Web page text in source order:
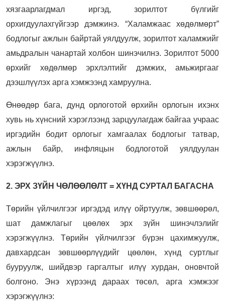
хязгаарлагдмал иргэд, зорилтот бүлгийг
орхигдуулахгүйгээр дэмжинэ. “Халамжаас хөдөлмөрт”
бодлогыг ажлын байртай уялдуулж, зорилтот халамжийг
амьдралын чанартай холбон шинэчилнэ. Зорилтот 5000
өрхийг хөдөлмөр эрхлэлтийг дэмжих, амьжиргааг
дээшлүүлэх арга хэмжээнд хамруулна.
Өнөөдөр бага, дунд орлоготой өрхийн орлогын ихэнх
хувь нь хүнсний хэрэглээнд зарцуулагдаж байгаа учраас
иргэдийн бодит орлогыг хамгаалах бодлогыг татвар,
ажлын байр, инфляцын бодлоготой уялдуулан
хэрэгжүүлнэ.
2. ЭРХ ЗҮЙН ЧӨЛӨӨЛӨЛТ = ХҮНД СУРТАЛ БАГАСНА
Төрийн үйлчилгээг иргэдэд илүү ойртуулж, зөвшөөрөл,
шат дамжлагыг цөөлөх эрх зүйн шинэчлэлийг
хэрэгжүүлнэ. Төрийн үйлчилгээг бүрэн цахимжуулж,
давхардсан зөвшөөрлүүдийг цөөлөн, хүнд суртлыг
бууруулж, шийдвэр гаргалтыг илүү хурдан, оновчтой
болгоно. Энэ хүрээнд дараах төсөл, арга хэмжээг
хэрэгжүүлнэ: